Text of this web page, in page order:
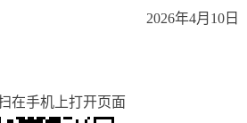
2026年4月10日
在手机上打开页面